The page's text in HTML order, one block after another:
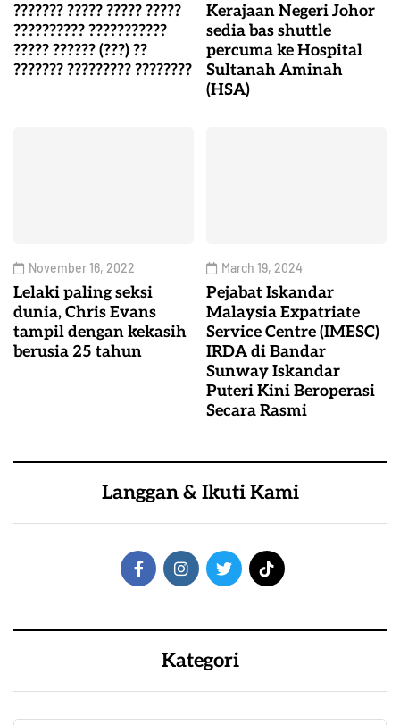
??????? ????? ????? ?????
?????????? ???????????
????? ?????? (???) ??
??????? ????????? ????????
Kerajaan Negeri Johor
sedia bas shuttle
percuma ke Hospital
Sultanah Aminah
(HSA)
November 16, 2022
Lelaki paling seksi
dunia, Chris Evans
tampil dengan kekasih
berusia 25 tahun
March 19, 2024
Pejabat Iskandar
Malaysia Expatriate
Service Centre (IMESC)
IRDA di Bandar
Sunway Iskandar
Puteri Kini Beroperasi
Secara Rasmi
Langgan & Ikuti Kami
Kategori